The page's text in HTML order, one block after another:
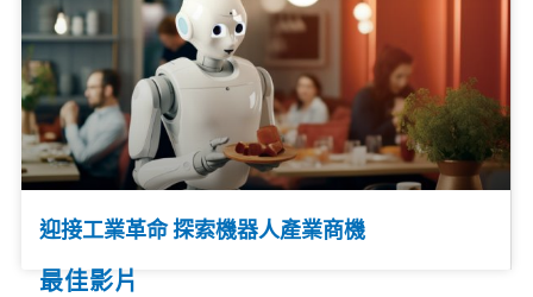
迎接工業革命 探索機器人產業商機
最佳影片